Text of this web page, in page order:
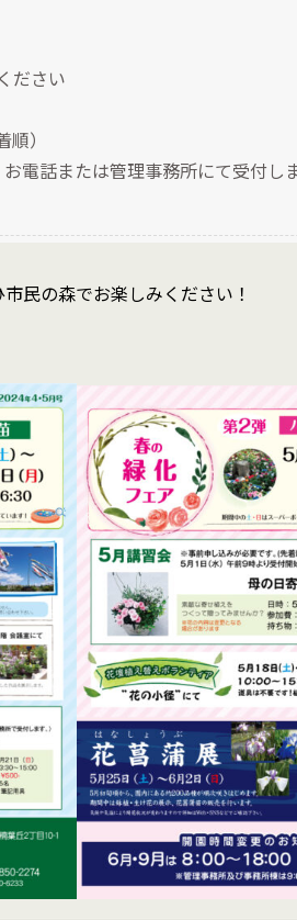
ださい
）
電話または管理事務所にて受付しま
民の森でお楽しみください！